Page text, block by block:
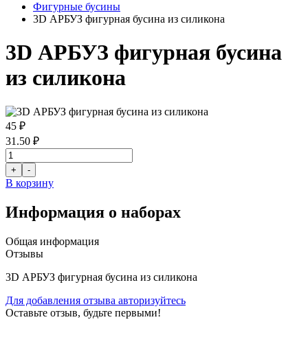
Фигурные бусины
3D АРБУЗ фигурная бусина из силикона
3D АРБУЗ фигурная бусина
из силикона
45 ₽
31.50 ₽
В корзину
Информация о наборах
Общая информация
Отзывы
3D АРБУЗ фигурная бусина из силикона
Для добавления отзыва авторизуйтесь
Оставьте отзыв, будьте первыми!